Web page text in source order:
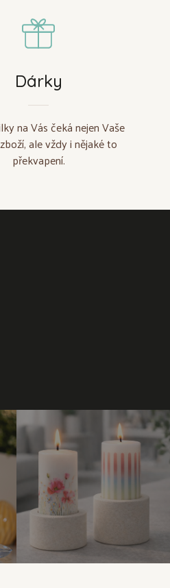
Dárky
na Vás čeká nejen Vaše
ale vždy i nějaké to
překvapení.